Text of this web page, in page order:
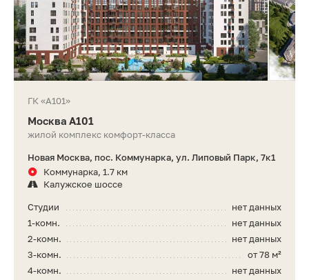
ГК «А101»
Москва А101
жилой комплекс комфорт-класса
Новая Москва, пос. Коммунарка, ул. Липовый Парк, 7к1
Коммунарка, 1.7 км
Калужское шоссе
нет данных
Студии
нет данных
1-комн.
нет данных
2-комн.
от 78 м²
3-комн.
нет данных
4-комн.